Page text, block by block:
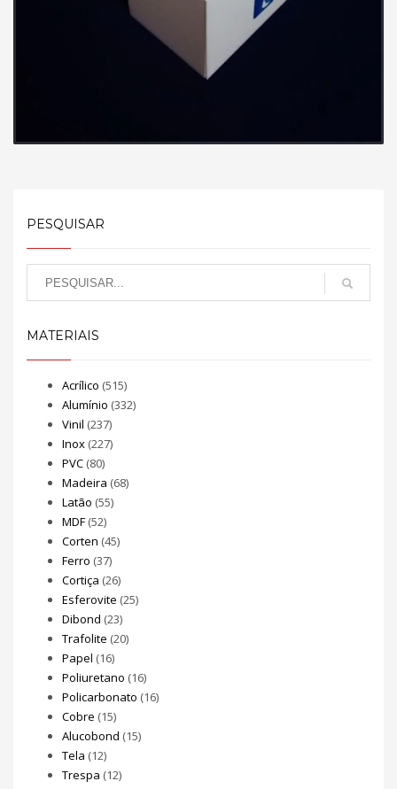
PESQUISAR
MATERIAIS
Acrílico (515)
Alumínio (332)
Vinil (237)
Inox (227)
PVC (80)
Madeira (68)
Latão (55)
MDF (52)
Corten (45)
Ferro (37)
Cortiça (26)
Esferovite (25)
Dibond (23)
Trafolite (20)
Papel (16)
Poliuretano (16)
Policarbonato (16)
Cobre (15)
Alucobond (15)
Tela (12)
Trespa (12)